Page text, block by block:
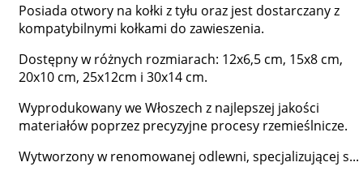
Posiada otwory na kołki z tyłu oraz jest dostarczany z
kompatybilnymi kołkami do zawieszenia.
Dostępny w różnych rozmiarach: 12x6,5 cm, 15x8 cm,
20x10 cm, 25x12cm i 30x14 cm.
Wyprodukowany we Włoszech z najlepszej jakości
materiałów poprzez precyzyjne procesy rzemieślnicze.
Wytworzony w renomowanej odlewni, specjalizującej s...